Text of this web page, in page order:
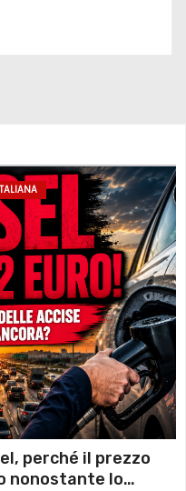
perché il prezzo
nonostante lo